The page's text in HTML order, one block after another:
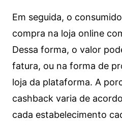
Em seguida, o
compra na loja online
Dessa forma, o valor
fatura, ou na forma de
loja da plataforma. A
cashback varia de
cada estabelecimento